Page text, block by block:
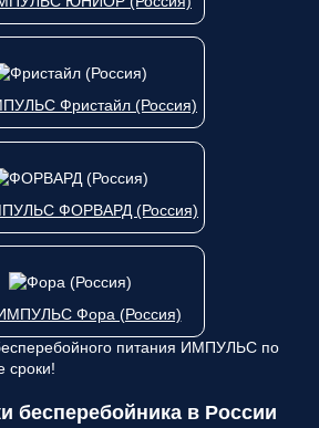
Фристайл (Россия)
ФОРВАРД (Россия)
Фора (Россия)
питания ИМПУЛЬС по
сроки!
бесперебойника в России